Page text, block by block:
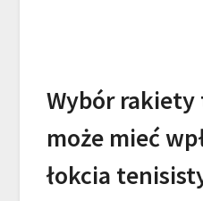
Wybór
może mieć
łokcia